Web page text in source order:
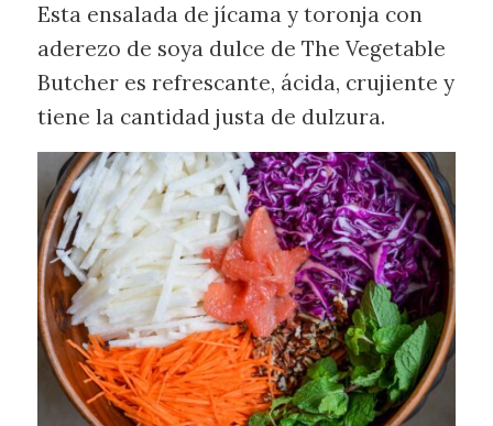
Esta ensalada de jícama y toronja con
aderezo de soya dulce de The Vegetable
Butcher es refrescante, ácida, crujiente y
tiene la cantidad justa de dulzura.